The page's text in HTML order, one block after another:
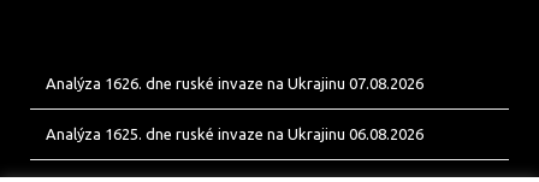
Analýza 1626. dne ruské invaze na Ukrajinu 07.08.2026
Analýza 1625. dne ruské invaze na Ukrajinu 06.08.2026